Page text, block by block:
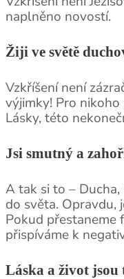
naplněno novostí.
Žiji ve světě
Vzkříšení není
výjimky! Pro
Lásky, této
Jsi smutný a
A tak si to –
do světa. Opravdu,
Pokud přestaneme
přispíváme k
Láska a život jsou